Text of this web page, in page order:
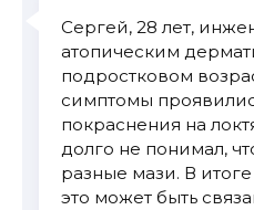
Сергей, 28 лет,
атопическим
подростковом
симптомы
покраснения на
долго не понимал,
разные мази. В
это может быть